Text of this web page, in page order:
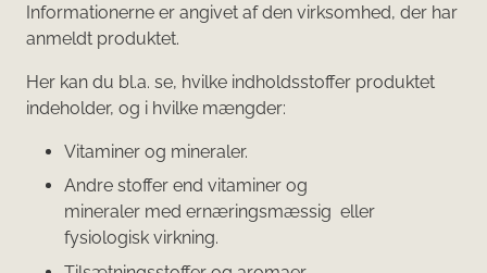
Informationerne er angivet af den virksomhed, der har
anmeldt produktet.
Her kan du bl.a. se, hvilke indholdsstoffer produktet
indeholder, og i hvilke mængder:
Vitaminer og mineraler.
Andre stoffer end vitaminer og
mineraler med ernæringsmæssig eller
fysiologisk virkning.